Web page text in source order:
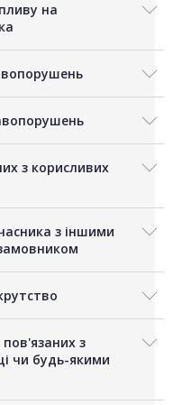
на
з корисливих
з іншими
з
чи будь-якими